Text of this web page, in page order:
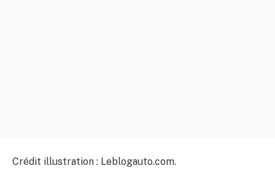
Crédit illustration : Leblogauto.com.